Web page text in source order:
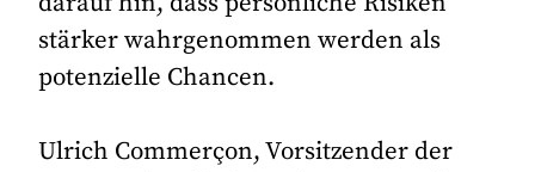
stärker wahrgenommen werden als
potenzielle Chancen.
Ulrich Commerçon, Vorsitzender der